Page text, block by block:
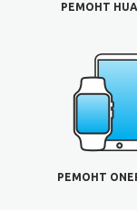
РЕМОНТ
РЕМОНТ